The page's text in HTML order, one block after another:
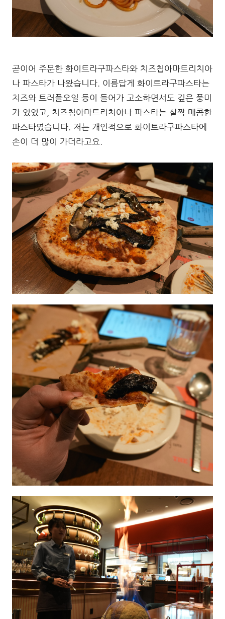
곧이어 주문한 화이트라구파스타와 치즈칩아마트리치아
나 파스타가 나왔습니다. 이름답게 화이트라구파스타는
치즈와 트러플오일 등이 들어가 고소하면서도 깊은 풍미
가 있었고, 치즈칩아마트리치아나 파스타는 살짝 매콤한
파스타였습니다. 저는 개인적으로 화이트라구파스타에
손이 더 많이 가더라고요.